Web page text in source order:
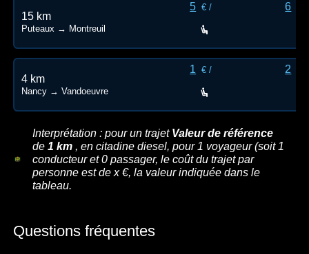
15 km
Puteaux → Montreuil
5 € / 6
4 km
Nancy → Vandoeuvre
1 € / 2
Interprétation : pour un trajet Valeur de référence
de 1 km , en citadine diesel, pour 1 voyageur(soit 1
conducteur et0 passager, le coût du trajet par
personne est de x €, la valeur indiquée dans le
tableau.
Questions fréquentes